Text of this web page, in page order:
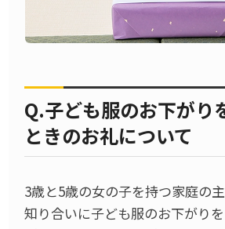
Q.子ども服のお下がり
ときのお礼について
3歳と5歳の女の子を持つ家庭の主
知り合いに子ども服のお下がり